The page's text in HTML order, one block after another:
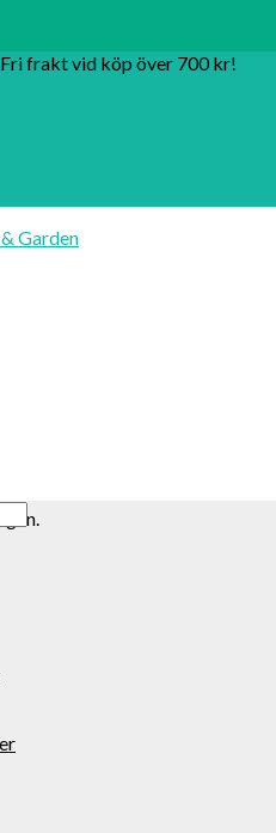
frakt vid köp över 700 kr!